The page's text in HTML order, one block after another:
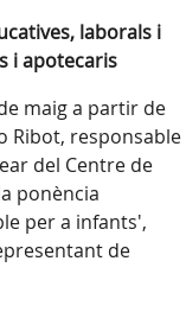
laborals i
i apotecaris
maig a partir de
Ribot, responsable
del Centre de
ponència
per a infants',
de